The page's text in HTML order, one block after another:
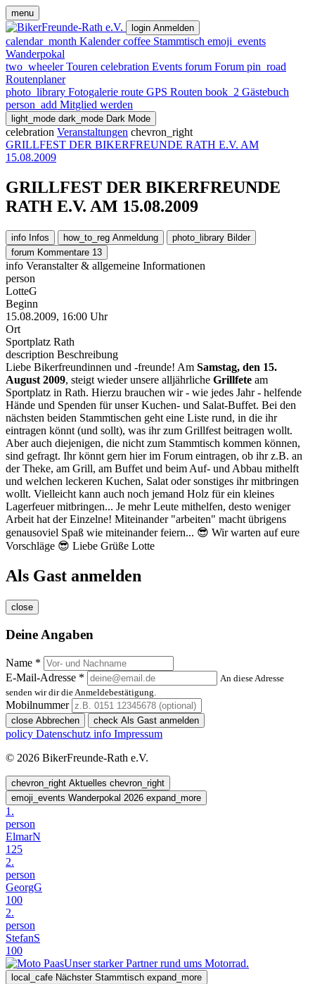
menu
login Anmelden
calendar_month Kalender coffee Stammtisch emoji_events
Wanderpokal
two_wheeler Touren celebration Events forum Forum pin_road
Routenplaner
photo_library Fotogalerie route GPS Routen book_2 Gästebuch
person_add Mitglied werden
light_mode dark_mode Dark Mode
celebration Veranstaltungen chevron_right
GRILLFEST DER BIKERFREUNDE RATH E.V. AM
15.08.2009
GRILLFEST DER BIKERFREUNDE
RATH E.V. AM 15.08.2009
info Infos how_to_reg Anmeldung photo_library Bilder
forum Kommentare 13
info Veranstalter & allgemeine Informationen
person
LotteG
Beginn
15.08.2009, 16:00 Uhr
Ort
Sportplatz Rath
description Beschreibung
Liebe Bikerfreundinnen und -freunde! Am Samstag, den 15.
August 2009, steigt wieder unsere alljährliche Grillfete am
Sportplatz in Rath. Hierzu brauchen wir - wie jedes Jahr - helfende
Hände und Spenden für unser Kuchen- und Salat-Buffet. Bei den
nächsten beiden Stammtischen geht eine Liste rund, in die ihr
eintragen könnt (und sollt), was ihr zum Grillfest beitragen wollt.
Aber auch diejenigen, die nicht zum Stammtisch kommen können,
sind gefragt. Ihr könnt gern hier im Forum eintragen, ob ihr z.B. an
der Theke, am Grill, am Buffet und beim Auf- und Abbau mithelft
und welchen leckeren Kuchen, Salat oder sonstiges ihr mitbringen
wollt. Vielleicht kann auch noch jemand Holz für ein kleines
Lagerfeuer mitbringen... Je mehr Leute mithelfen, desto weniger
Arbeit hat der Einzelne! Miteinander "arbeiten" macht übrigens
genausoviel Spaß wie miteinander feiern... 😎 Wir warten auf eure
Vorschläge 😎 Liebe Grüße Lotte
Als Gast anmelden
close
Deine Angaben
Name *
E-Mail-Adresse *
An diese Adresse
senden wir dir die Anmeldebestätigung.
Mobilnummer
close Abbrechen check Als Gast anmelden
policy Datenschutz info Impressum
© 2026 BikerFreunde-Rath e.V.
chevron_right Aktuelles chevron_right
emoji_events Wanderpokal 2026 expand_more
1.
person
ElmarN
125
2.
person
GeorgG
100
2.
person
StefanS
100
Unser starker Partner rund ums Motorrad.
local_cafe Nächster Stammtisch expand_more